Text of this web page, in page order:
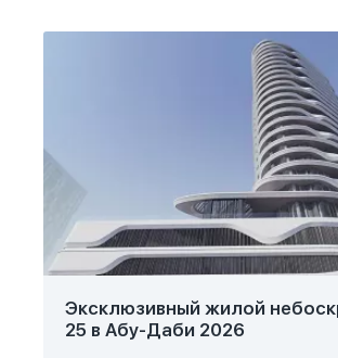
Эксклюзивный жилой
25 в Абу-Даби 2026